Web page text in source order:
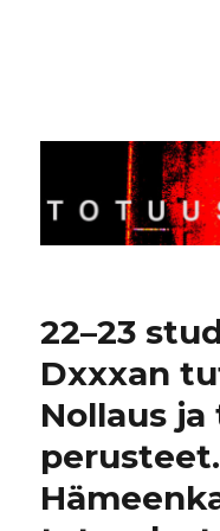
22–23
Dxxxan
Nollaus